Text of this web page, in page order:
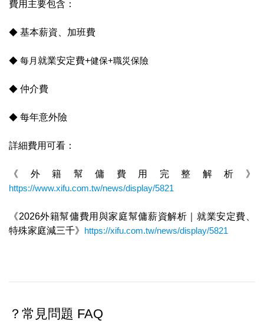
費用主要包含：
◆ 基本薪資、加班費
◆ 每月 就業安定費+健保+職災保險
◆ 仲介費
◆ 每年意外險
詳細費用可看：
《外籍幫傭費用完整解析》
https://www.xifu.com.tw/news/display/5821
《2026外籍幫傭費用與家庭幫傭薪資解析｜就業安定費、
特殊家庭減三千》 https://xifu.com.tw/news/display/5821
？常見問題 FAQ